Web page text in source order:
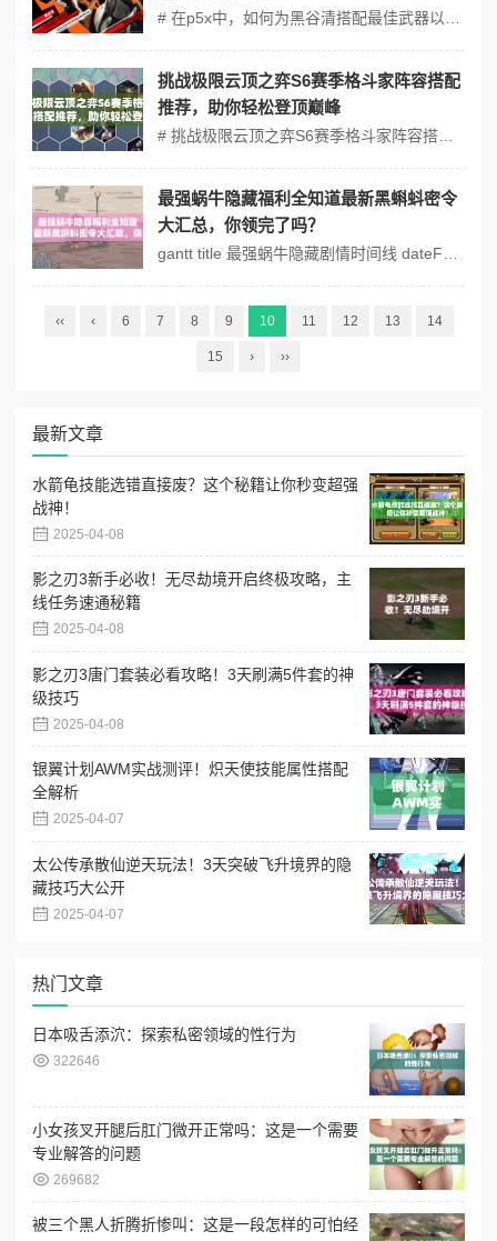
挑战极限云顶之弈S6赛季格斗家阵容搭配
推荐，助你轻松登顶巅峰
最强蜗牛隐藏福利全知道最新黑蝌蚪密令
大汇总，你领完了吗？
‹‹ ‹ 6 7 8 9 10 11 12 13 14
15 › ››
最新文章
水箭龟技能选错直接废？这个秘籍让你秒变超强
战神！
2025-04-08
影之刃3新手必收！无尽劫境开启终极攻略，主
线任务速通秘籍
2025-04-08
影之刃3唐门套装必看攻略！3天刷满5件套的神
级技巧
2025-04-08
银翼计划AWM实战测评！炽天使技能属性搭配
全解析
2025-04-07
太公传承散仙逆天玩法！3天突破飞升境界的隐
藏技巧大公开
2025-04-07
热门文章
日本吸舌添泬：探索私密领域的性行为
322646
小女孩叉开腿后肛门微开正常吗：这是一个需要
专业解答的问题
269682
被三个黑人折腾折惨叫：这是一段怎样的可怕经